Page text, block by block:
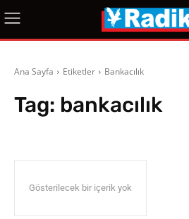
Ana Sayfa Etiketler Bankacılık
Tag: bankacılık
Gösterilecek bir içerik yok